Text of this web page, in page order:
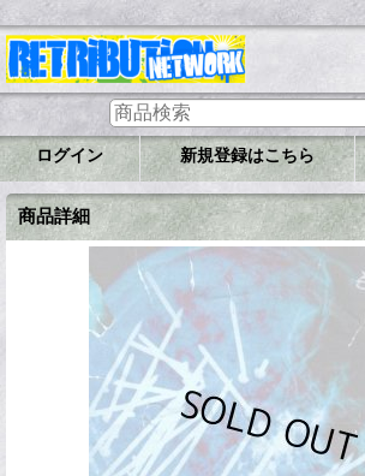
ログイン 新規登録はこちら
商品詳細